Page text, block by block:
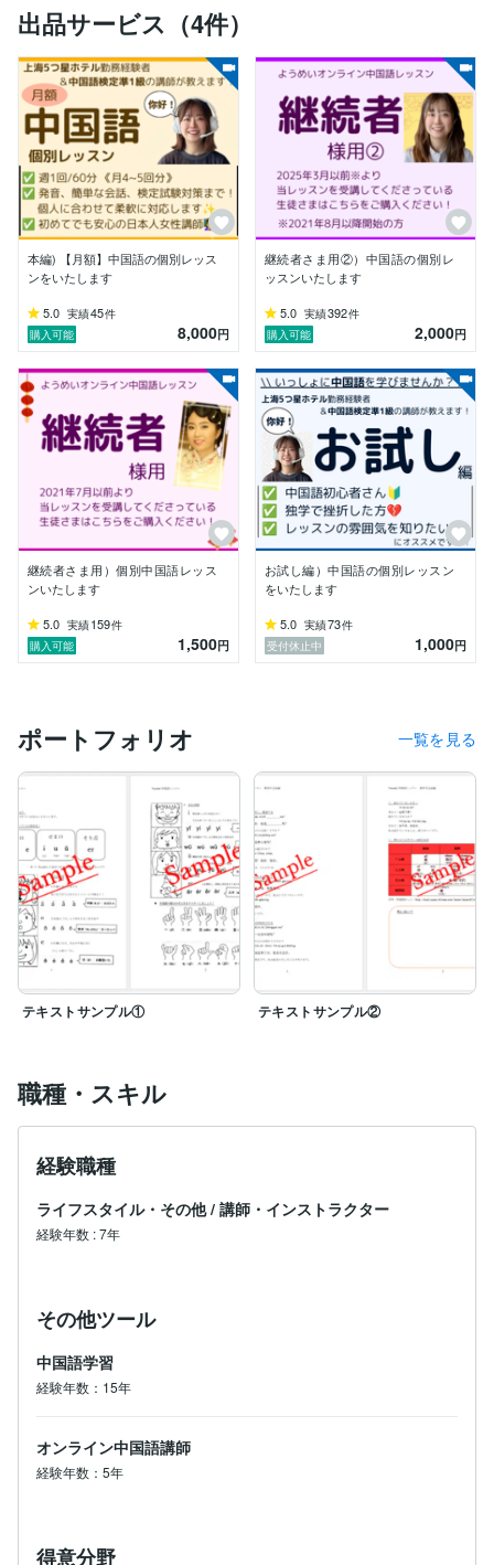
ら始めます。
さらに、生徒さまの目的に応じて、
・日常や仕事でよく使う実践的な語彙の補足
・5つ星ホテル勤務や留学経験に基づいた、リアルな文
化や経験談
などを交え、単調になりがちな学習をより身近に、楽し
く続けられるよう柔軟に工夫をしていきます。
中国語検定準1級・HSK6級を保持する日本人講師だか
らこそ、日本人が「どこでつまずきやすいか」「どうす
れば綺麗な発音になるか」を分かりやすくお伝えできる
のが強みです！
我们一起学习中文吧！加油！
学无止境！（学習に終わりはありません。一緒に一歩ず
つ進みましょう！）
◆ レッスン内容
・「お試し体験レッスン」
中国語を1から勉強される方や、まずはレッスンの雰囲
気を知りたい方向け。
・「本編コース（月謝制）」
定期的な学習習慣をつけ、確実に上達を目指す方向けの
プランです（週1回60分 / 月4〜5回）。
したい方向け。
試験対策コース：中国語検定準4級〜3級、HSK1〜4級
の合格を目指し、弱点を補強したい方向け。
※進行具合のご要望やご質問など、お気軽にご相談くだ
さいね♪
◆ 講師プロフィール
宮崎県宮崎市出身。大学で1から中国語を学び始め、在
学中に中国蘇州へ1年間留学。帰国後は市民向けの中国
語講座にて半年間講師を務めました。
大学卒業後は、中国上海にある5つ星ホテル（中国旅游
これまで79名の方々へ個別レッスンを実施し、現在も
多くの生徒さまに中国語を教えています。
【講師経験】
・市民向け中国語講座講師 (2013.04〜2013.07)
・対面個別中国語レッスン講師 (2018.04〜2020.02)
・オンライン中国語講師 (2019.04〜)
・HSK(汉语水平考试)6級 (2013)
出品サービス（4件）
本編) 【月額】中国語の個別レッス
ンをいたします
5.0 実績45件
購入可能
8,000円
継続者さま用②）中国語の個別レ
ッスンいたします
5.0 実績392件
購入可能
2,000円
継続者さま用）個別中国語レッス
ンいたします
5.0 実績159件
購入可能
1,500円
お試し編）中国語の個別レッスン
をいたします
5.0 実績73件
受付休止中
1,000円
ポートフォリオ 一覧を見る
テキストサンプル① テキストサンプル②
職種・スキル
経験職種
ライフスタイル・その他 / 講師・インストラクター
経験年数 :7年
その他ツール
中国語学習
経験年数：15年
オンライン中国語講師
経験年数：5年
得意分野